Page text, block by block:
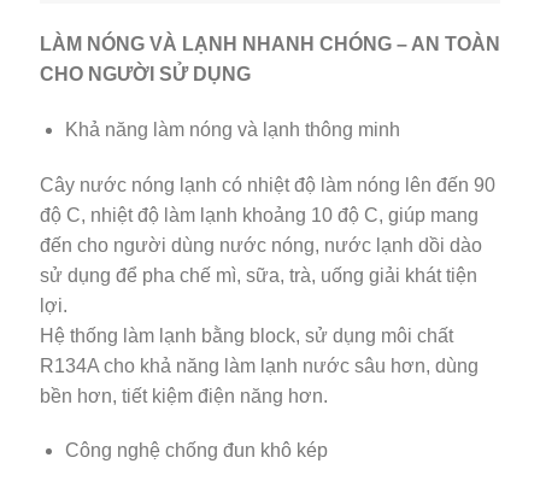
LÀM NÓNG VÀ LẠNH NHANH CHÓNG – AN TOÀN
CHO NGƯỜI SỬ DỤNG
Khả năng làm nóng và lạnh thông minh
Cây nước nóng lạnh có nhiệt độ làm nóng lên đến 90
độ C, nhiệt độ làm lạnh khoảng 10 độ C, giúp mang
đến cho người dùng nước nóng, nước lạnh dồi dào
sử dụng để pha chế mì, sữa, trà, uống giải khát tiện
lợi.
Hệ thống làm lạnh bằng block, sử dụng môi chất
R134A cho khả năng làm lạnh nước sâu hơn, dùng
bền hơn, tiết kiệm điện năng hơn.
Công nghệ chống đun khô kép